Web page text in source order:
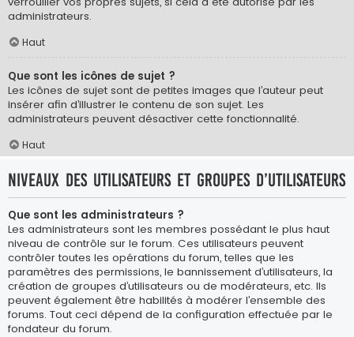
administrateurs.
Haut
Que sont les icônes de sujet ?
Les icônes de sujet sont de petites images que l’auteur peut
insérer afin d’illustrer le contenu de son sujet. Les
administrateurs peuvent désactiver cette fonctionnalité.
Haut
Niveaux des utilisateurs et groupes d’utilisateurs
Que sont les administrateurs ?
Les administrateurs sont les membres possédant le plus haut
niveau de contrôle sur le forum. Ces utilisateurs peuvent
contrôler toutes les opérations du forum, telles que les
paramètres des permissions, le bannissement d’utilisateurs, la
création de groupes d’utilisateurs ou de modérateurs, etc. Ils
peuvent également être habilités à modérer l’ensemble des
forums. Tout ceci dépend de la configuration effectuée par le
fondateur du forum.